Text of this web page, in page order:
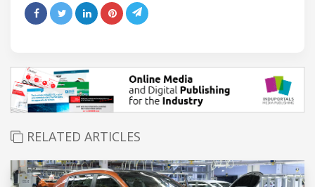
RELATED ARTICLES